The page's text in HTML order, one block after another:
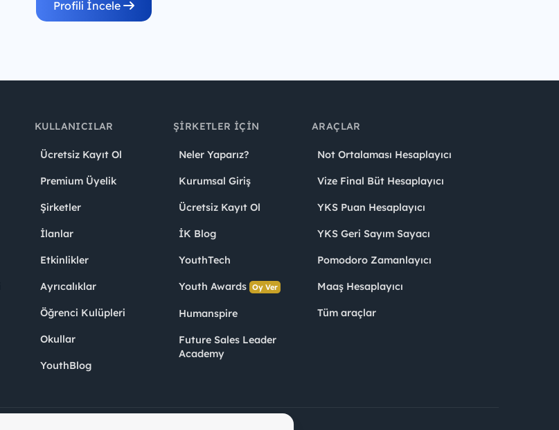
Profili İncele
KULLANICILAR
Ücretsiz Kayıt Ol
Premium Üyelik
Şirketler
İlanlar
Etkinlikler
Ayrıcalıklar
Öğrenci Kulüpleri
Okullar
YouthBlog
ŞIRKETLER İÇIN
Neler Yaparız?
Kurumsal Giriş
Ücretsiz Kayıt Ol
İK Blog
YouthTech
Youth Awards Oy Ver
Humanspire
Future Sales Leader
Academy
ARAÇLAR
Not Ortalaması Hesaplayıcı
Vize Final Büt Hesaplayıcı
YKS Puan Hesaplayıcı
YKS Geri Sayım Sayacı
Pomodoro Zamanlayıcı
Maaş Hesaplayıcı
Tüm araçlar